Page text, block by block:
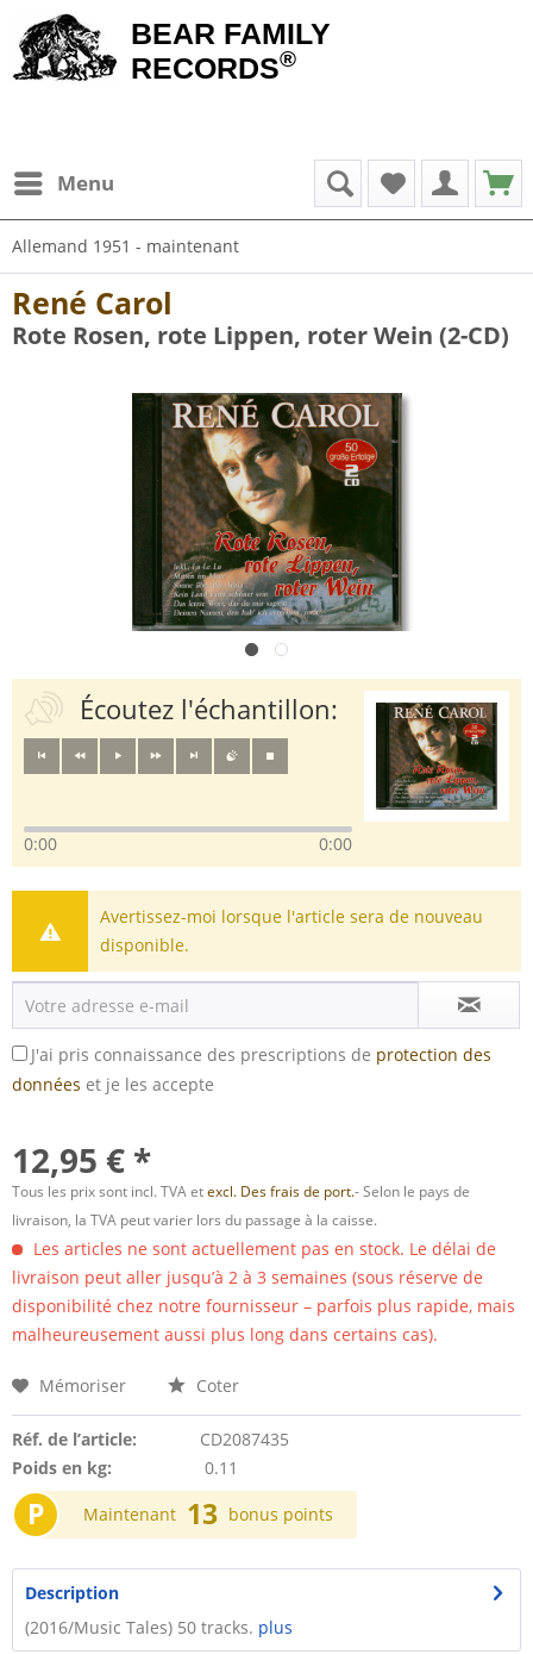
BEAR FAMILY
RECORDS®
Menu
Allemand 1951 - maintenant
René Carol
Rote Rosen, rote Lippen, roter Wein (2-CD)
Écoutez l'échantillon:
0:00 0:00
Avertissez-moi lorsque l'article sera de nouveau
disponible.
J'ai pris connaissance des prescriptions de protection des
données et je les accepte
12,95 € *
Tous les prix sont incl. TVA etexcl. Des frais de port.- Selon le pays de
livraison, la TVA peut varier lors du passage à la caisse.
Les articles ne sont actuellement pas en stock. Le délai de
livraison peut aller jusqu’à 2 à 3 semaines (sous réserve de
disponibilité chez notre fournisseur – parfois plus rapide, mais
malheureusement aussi plus long dans certains cas).
Mémoriser Coter
Réf. de l’article:
CD2087435
Poids en kg:
0.11
P Maintenant 13 bonus points
Description
(2016/Music Tales) 50 tracks. plus